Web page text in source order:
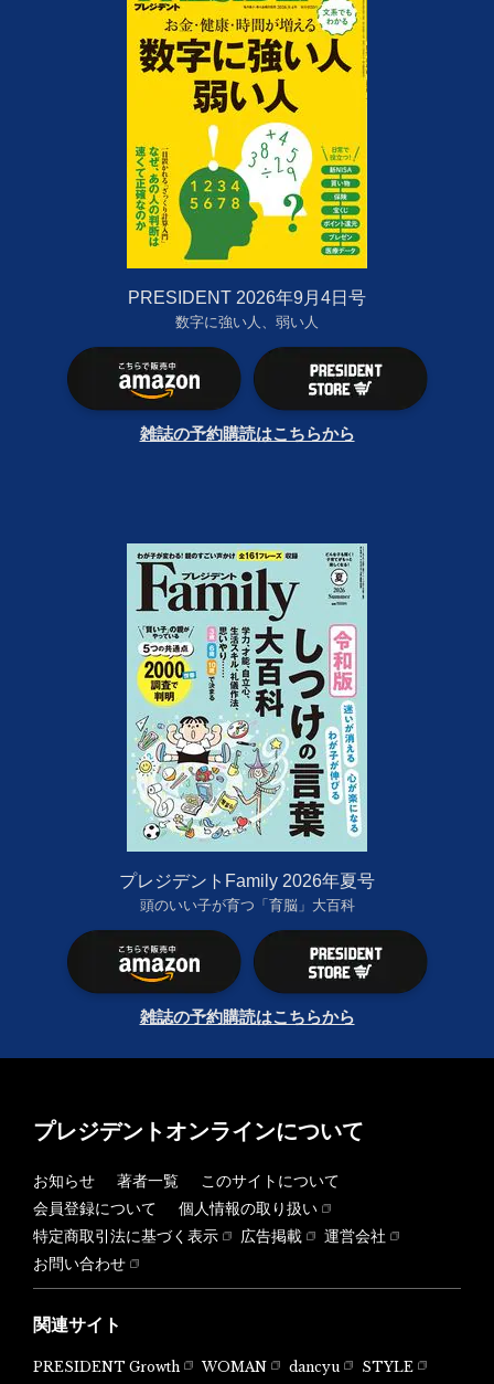
PRESIDENT 2026年9月4日号
数字に強い人、弱い人
雑誌の予約購読はこちらから
プレジデントFamily 2026年夏号
頭のいい子が育つ「育脳」大百科
雑誌の予約購読はこちらから
プレジデントオンラインについて
お知らせ 著者一覧
このサイトについて
会員登録について
個人情報の取り扱い
特定商取引法に基づく表示
広告掲載
運営会社
お問い合わせ
関連サイト
PRESIDENT Growth WOMAN dancyu STYLE